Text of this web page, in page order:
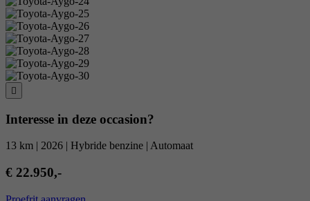
Interesse in deze occasion?
13 km | 2026 | Hybride benzine | Automaat
€ 22.950,-